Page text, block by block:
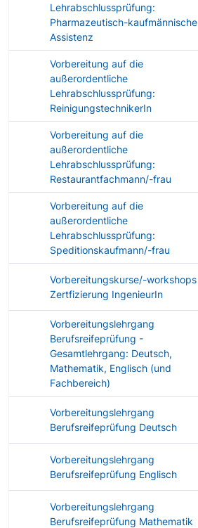
Lehrabschlussprüfung:
Pharmazeutisch-kaufmännische
Assistenz
Vorbereitung auf die
außerordentliche
Lehrabschlussprüfung:
ReinigungstechnikerIn
Vorbereitung auf die
außerordentliche
Lehrabschlussprüfung:
Restaurantfachmann/-frau
Vorbereitung auf die
außerordentliche
Lehrabschlussprüfung:
Speditionskaufmann/-frau
Vorbereitungskurse/-workshops
Zertfizierung IngenieurIn
Vorbereitungslehrgang
Berufsreifeprüfung -
Gesamtlehrgang: Deutsch,
Mathematik, Englisch (und
Fachbereich)
Vorbereitungslehrgang
Berufsreifeprüfung Deutsch
Vorbereitungslehrgang
Berufsreifeprüfung Englisch
Vorbereitungslehrgang
Berufsreifeprüfung Mathematik